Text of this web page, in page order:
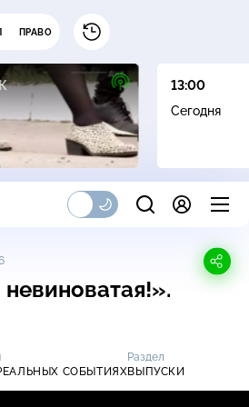
ПРАВО
16+
13:00
Сегодня
СОБЫТИЯХ
Раздел
ВЫПУСКИ